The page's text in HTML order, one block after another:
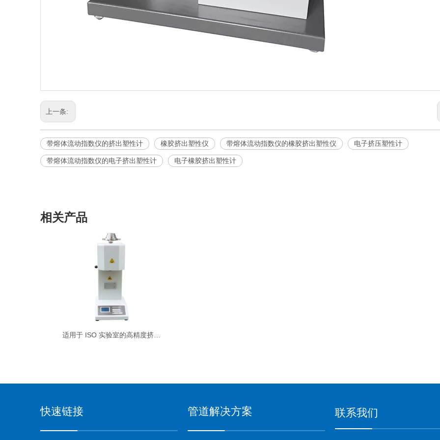
上一条:
带熔体流动指数仪的挤出塑性计 橡胶挤出塑性仪 带熔体流动指数仪的橡胶挤出塑性仪 电子挤压塑性计
带熔体流动指数仪的电子挤出塑性计 电子橡胶挤出塑性计
相关产品
快速链接 管道解决方案 联系我们